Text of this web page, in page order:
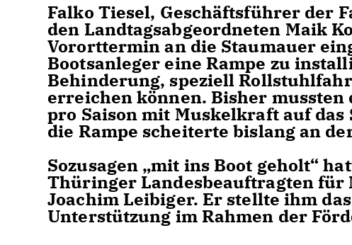
Falko Tiesel, Geschäftsführer der
den Landtagsabgeordneten Maik
Vororttermin an die Staumauer
Bootsanleger eine Rampe zu
Behinderung, speziell
erreichen können. Bisher mussten
pro Saison mit Muskelkraft auf
die Rampe scheiterte bislang an
Sozusagen „mit ins Boot geholt“
Thüringer Landesbeauftragten für
Joachim Leibiger. Er stellte ihm
Unterstützung im Rahmen der